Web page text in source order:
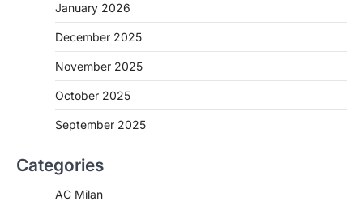
January 2026
December 2025
November 2025
October 2025
September 2025
Categories
AC Milan